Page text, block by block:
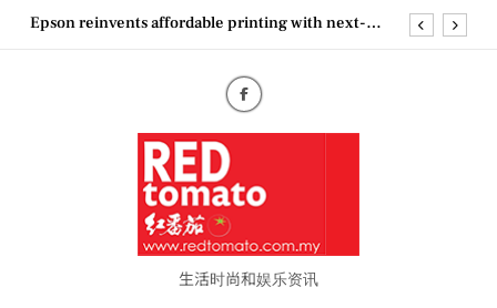
SkipEpson reinvents affordable printing with next-
“See Her Heal – 1,000 Untold Stories” 为马来西亚
妈妈提供分享剖腹产复原历程的空间
Vietjet Thailand Gears Up for Kuala Lumpur–
Bangkok Service Launch on9 October
Epson reinvents affordable printing with next-
generation EcoTank Series
Couture Fashion Week Malaysia 2026– Press
生活时尚和娱乐资讯